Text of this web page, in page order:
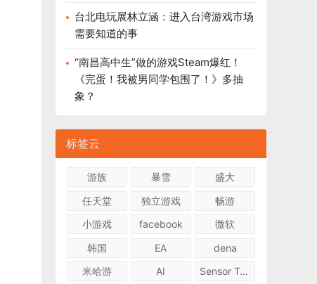
台北电玩展林立涵：进入台湾游戏市场
需要知道的事
“南昌高中生”做的游戏Steam爆红！
《完蛋！我被男同学包围了！》多抽
象？
标签云
游族 暴雪
盛大
任天堂
独立游戏
畅游
小游戏
facebook
微软
韩国
EA
dena
米哈游
AI
Sensor Tower